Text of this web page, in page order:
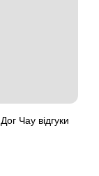
Чау відгуки